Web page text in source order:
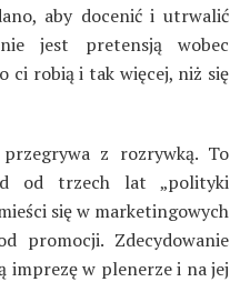
aby docenić i utrwalić
jest pretensją wobec
ci robią i tak więcej, niż się
z rozrywką. To
od trzech lat „polityki
się w marketingowych
promocji. Zdecydowanie
imprezę w plenerze i na jej